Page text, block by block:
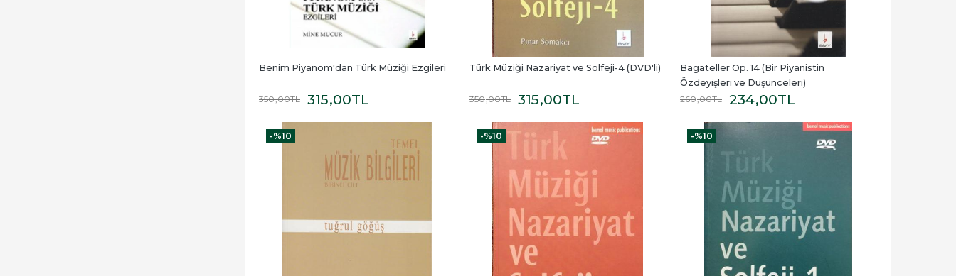
Benim Piyanom'dan Türk Müziği Ezgileri
350,00TL 315,00TL
Türk Müziği Nazariyat ve Solfeji-4 (DVD'li)
350,00TL 315,00TL
Bagateller Op. 14 (Bir Piyanistin
Özdeyişleri ve Düşünceleri)
260,00TL 234,00TL
-%10 -%10 -%10